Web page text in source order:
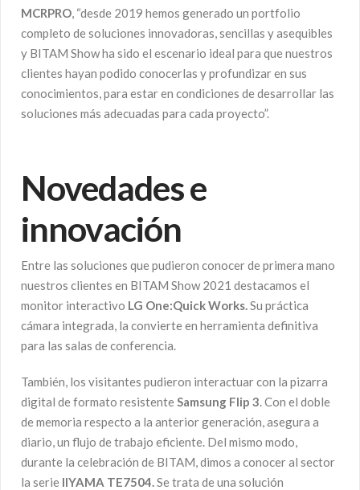
MCRPRO, “desde 2019 hemos generado un portfolio
completo de soluciones innovadoras, sencillas y asequibles
y BITAM Show ha sido el escenario ideal para que nuestros
clientes hayan podido conocerlas y profundizar en sus
conocimientos, para estar en condiciones de desarrollar las
soluciones más adecuadas para cada proyecto”.
Novedades e
innovación
Entre las soluciones que pudieron conocer de primera mano
nuestros clientes en BITAM Show 2021 destacamos el
monitor interactivo LG One:Quick Works.Su práctica
cámara integrada, la convierte en herramienta definitiva
para las salas de conferencia.
También, los visitantes pudieron interactuar con la pizarra
digital de formato resistenteSamsung Flip 3. Con el doble
de memoria respecto a la anterior generación, asegura a
diario, un flujo de trabajo eficiente. Del mismo modo,
durante la celebración de BITAM, dimos a conocer al sector
la serie IIYAMA TE7504.Se trata de una solución